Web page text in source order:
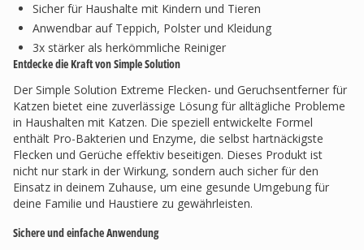
Sicher für Haushalte mit Kindern und Tieren
Anwendbar auf Teppich, Polster und Kleidung
3x stärker als herkömmliche Reiniger
Entdecke die Kraft von Simple Solution
Der Simple Solution Extreme Flecken- und Geruchsentferner für
Katzen bietet eine zuverlässige Lösung für alltägliche Probleme
in Haushalten mit Katzen. Die speziell entwickelte Formel
enthält Pro-Bakterien und Enzyme, die selbst hartnäckigste
Flecken und Gerüche effektiv beseitigen. Dieses Produkt ist
nicht nur stark in der Wirkung, sondern auch sicher für den
Einsatz in deinem Zuhause, um eine gesunde Umgebung für
deine Familie und Haustiere zu gewährleisten.
Sichere und einfache Anwendung